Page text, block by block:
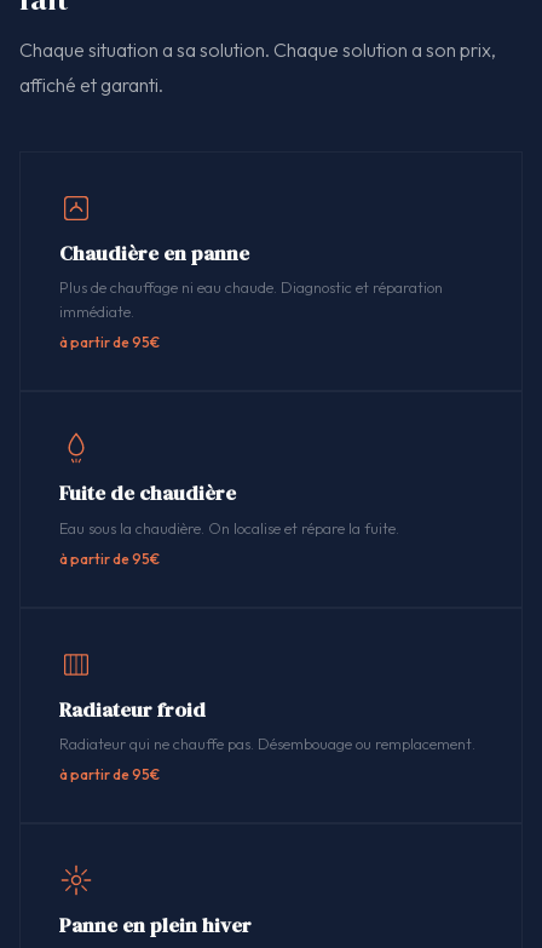
Chaque situation a sa solution. Chaque solution a son prix,
affiché et garanti.
Chaudière en panne
Plus de chauffage ni eau chaude. Diagnostic et réparation
immédiate.
à partir de 95€
Fuite de chaudière
Eau sous la chaudière. On localise et répare la fuite.
à partir de 95€
Radiateur froid
Radiateur qui ne chauffe pas. Désembouage ou remplacement.
à partir de 95€
Panne en plein hiver